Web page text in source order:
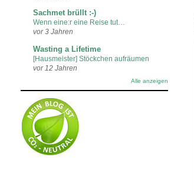
Sachmet brüllt :-)
Wenn eine:r eine Reise tut…
vor 3 Jahren
Wasting a Lifetime
[Hausmeister] Stöckchen aufräumen
vor 12 Jahren
Alle anzeigen